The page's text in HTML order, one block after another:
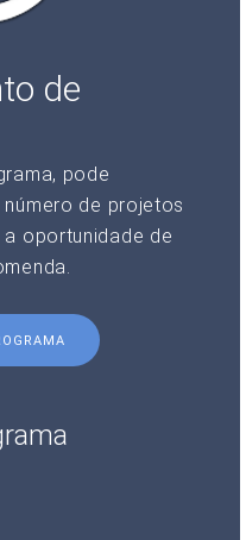
de
pode
de projetos
oportunidade de